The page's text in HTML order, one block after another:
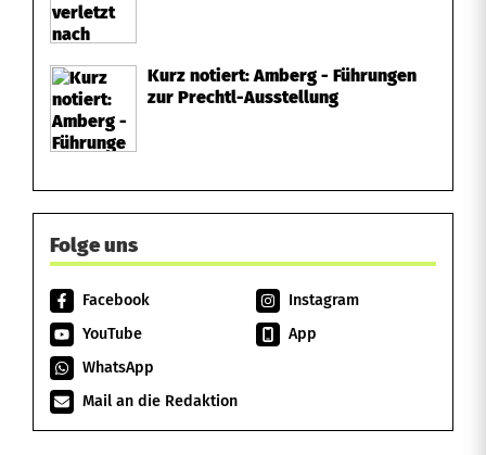
Kurz notiert: Amberg - Führungen
zur Prechtl-Ausstellung
Folge uns
Facebook
Instagram
YouTube
App
WhatsApp
Mail an die Redaktion